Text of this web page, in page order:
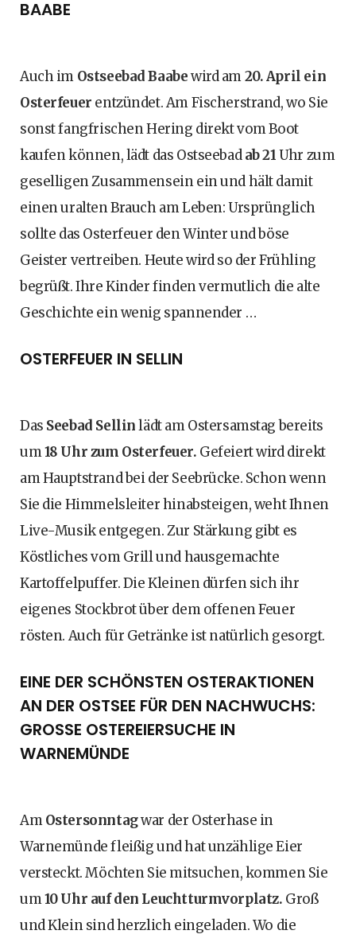
BAABE
Auch im Ostseebad Baabewird am20. April ein
Osterfeuer entzündet. Am Fischerstrand, wo Sie
sonst fangfrischen Hering direkt vom Boot
kaufen können, lädt das Ostseebadab 21Uhr zum
geselligen Zusammensein ein und hält damit
einen uralten Brauch am Leben: Ursprünglich
sollte das Osterfeuer den Winter und böse
Geister vertreiben. Heute wird so der Frühling
begrüßt. Ihre Kinder finden vermutlich die alte
Geschichte ein wenig spannender …
OSTERFEUER IN SELLIN
Das Seebad Sellinlädt am Ostersamstag bereits
um18 Uhr zum Osterfeuer. Gefeiert wird direkt
am Hauptstrand bei der Seebrücke. Schon wenn
Sie die Himmelsleiter hinabsteigen, weht Ihnen
Live-Musik entgegen. Zur Stärkung gibt es
Köstliches vom Grill und hausgemachte
Kartoffelpuffer. Die Kleinen dürfen sich ihr
eigenes Stockbrot über dem offenen Feuer
rösten. Auch für Getränke ist natürlich gesorgt.
EINE DER SCHÖNSTEN OSTERAKTIONEN
AN DER OSTSEE FÜR DEN NACHWUCHS:
GROSSE OSTEREIERSUCHE IN W
ARNEMÜNDE
AmOstersonntagwar der Osterhase in
Warnemünde fleißig und hat unzählige Eier
versteckt. Möchten Sie mitsuchen, kommen Sie
um10 Uhr auf den Leuchtturmvorplatz. Groß
und Klein sind herzlich eingeladen. Wo die